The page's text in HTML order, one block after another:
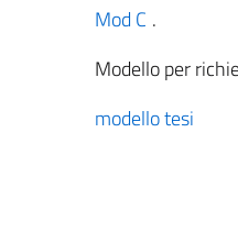
Mod C .
Modello per
modello tesi